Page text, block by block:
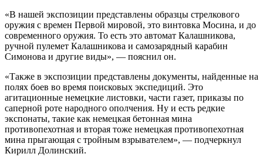
«В нашей экспозиции представлены образцы стрелкового
оружия с времен Первой мировой, это винтовка Мосина, и до
современного оружия. То есть это автомат Калашникова,
ручной пулемет Калашникова и самозарядный карабин
Симонова и другие виды», — пояснил он.
«Также в экспозиции представлены документы, найденные на
полях боев во время поисковых экспедиций. Это
агитационные немецкие листовки, части газет, приказы по
саперной роте народного ополчения. Ну и есть редкие
экспонаты, такие как немецкая бетонная мина
противопехотная и вторая тоже немецкая противопехотная
мина прыгающая с тройным взрывателем», — подчеркнул
Кирилл Долинский.